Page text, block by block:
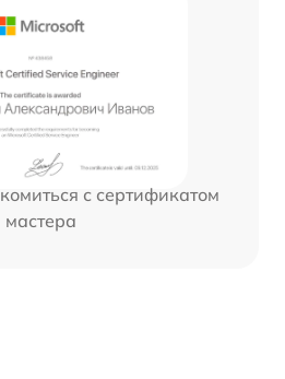
с сертификатом
мастера